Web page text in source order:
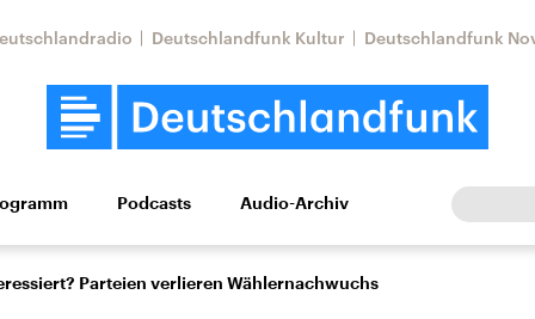
Deutschlandfunk Kultur Deutschlandfunk
Wissen Kultur Europa
Podcasts Audio-Archiv
Parteien verlieren Wählernachwuchs